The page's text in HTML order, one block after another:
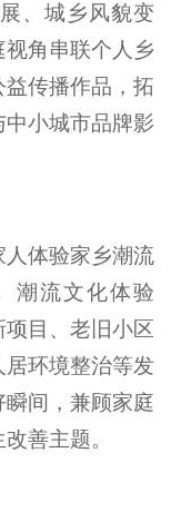
、城乡风貌变
角串联个人乡
传播作品，拓
小城市品牌影
体验家乡潮流
潮流文化体验
目、老旧小区
环境整治等发
间，兼顾家庭
善主题。